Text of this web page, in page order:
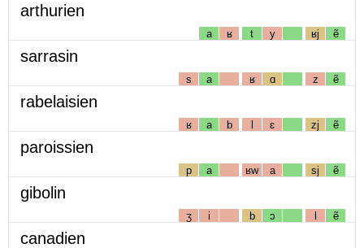
arthurien
a ʁ t y ʁj ẽ
sarrasin
s a ʁ ɑ z ẽ
rabelaisien
ʁ a b l ɛ zj ẽ
paroissien
p a ʁw a sj ẽ
gibolin
ʒ i b ɔ l ẽ
canadien